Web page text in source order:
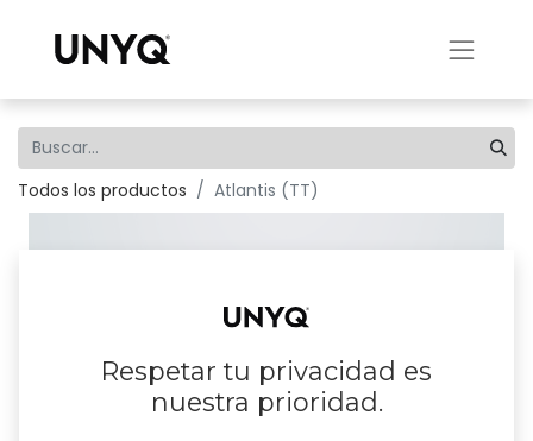
Todos los productos Atlantis (TT)
Respetar tu privacidad es
nuestra prioridad.